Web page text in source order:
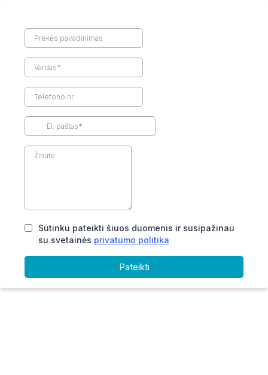
Sutinku pateikti šiuos duomenis ir susipažinau
su svetainės privatumo politika
Pateikti